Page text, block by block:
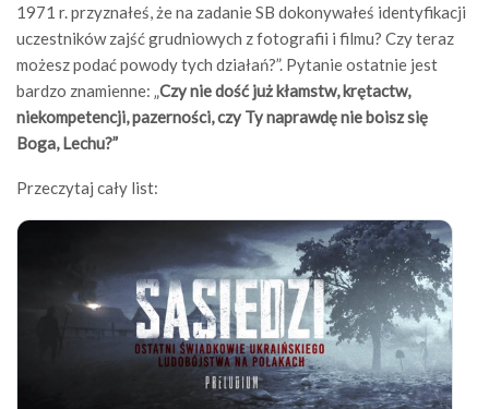
1971 r. przyznałeś, że na zadanie SB dokonywałeś identyfikacji
uczestników zajść grudniowych z fotografii i filmu? Czy teraz
możesz podać powody tych działań?”. Pytanie ostatnie jest
bardzo znamienne: „Czy nie dość już kłamstw, krętactw,
niekompetencji, pazerności, czy Ty naprawdę nie boisz się
Boga, Lechu?”
Przeczytaj cały list: